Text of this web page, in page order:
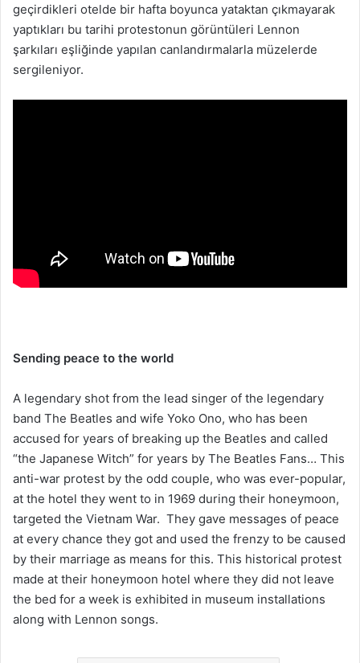
geçirdikleri otelde bir hafta boyunca yataktan çıkmayarak
yaptıkları bu tarihi protestonun görüntüleri Lennon
şarkıları eşliğinde yapılan canlandırmalarla müzelerde
sergileniyor.
Sending peace to the world
A legendary shot from the lead singer of the legendary
band The Beatles and wife Yoko Ono, who has been
accused for years of breaking up the Beatles and called
“the Japanese Witch” for years by The Beatles Fans… This
anti-war protest by the odd couple, who was ever-popular,
at the hotel they went to in 1969 during their honeymoon,
targeted the Vietnam War. They gave messages of peace
at every chance they got and used the frenzy to be caused
by their marriage as means for this. This historical protest
made at their honeymoon hotel where they did not leave
the bed for a week is exhibited in museum installations
along with Lennon songs.